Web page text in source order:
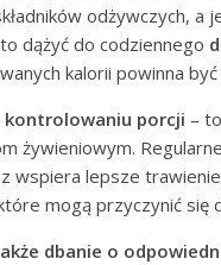
odżywczych, a
dążyć do codziennego
kalorii powinna
kontrolowaniu porcji –
żywieniowym.
wspiera lepsze
mogą przyczynić się
dbanie o